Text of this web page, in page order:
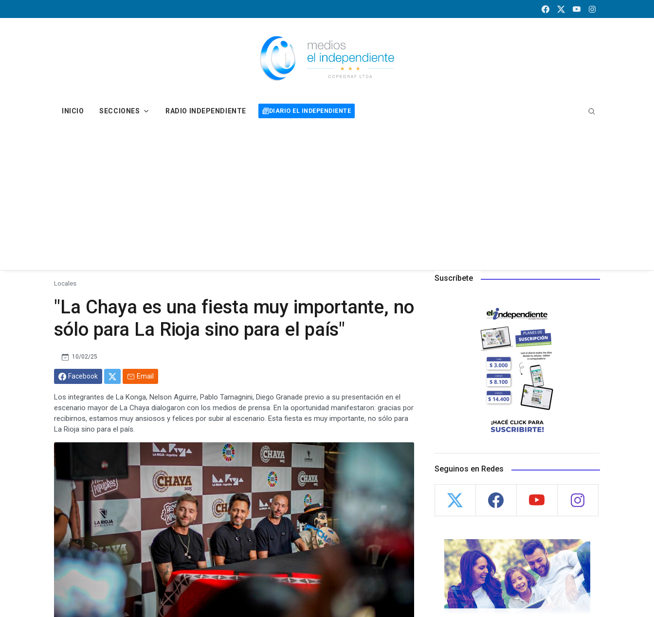
INICIO SECCIONES RADIO INDEPENDIENTE DIARIO EL INDEPENDIENTE
Locales
"La Chaya es una fiesta muy importante, no
sólo para La Rioja sino para el país"
10/02/25
Facebook Email
Los integrantes de La Konga, Nelson Aguirre, Pablo Tamagnini, Diego Granade previo a su presentación en el
escenario mayor de La Chaya dialogaron con los medios de prensa. En la oportunidad manifestaron: gracias por
recibirnos, estamos muy ansiosos y felices por subir al escenario. Esta fiesta es muy importante, no sólo para
La Rioja sino para el país.
Suscríbete
Seguinos en Redes